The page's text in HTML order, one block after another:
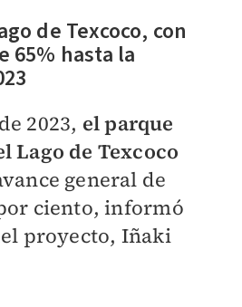
de Texcoco, con
65% hasta la
2023, elparque
Lago de Texcoco
general de
ciento, informó
proyecto, Iñaki